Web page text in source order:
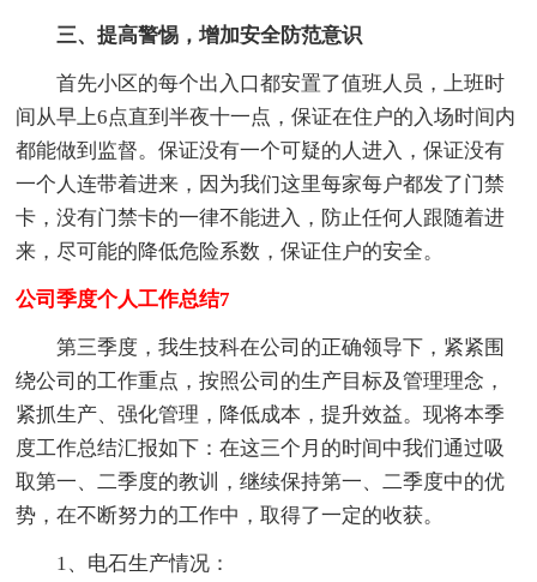
三、提高警惕，增加安全防范意识
首先小区的每个出入口都安置了值班人员，上班时
间从早上6点直到半夜十一点，保证在住户的入场时间内
都能做到监督。保证没有一个可疑的人进入，保证没有
一个人连带着进来，因为我们这里每家每户都发了门禁
卡，没有门禁卡的一律不能进入，防止任何人跟随着进
来，尽可能的降低危险系数，保证住户的安全。
公司季度个人工作总结7
第三季度，我生技科在公司的正确领导下，紧紧围
绕公司的工作重点，按照公司的生产目标及管理理念，
紧抓生产、强化管理，降低成本，提升效益。现将本季
度工作总结汇报如下：在这三个月的时间中我们通过吸
取第一、二季度的教训，继续保持第一、二季度中的优
势，在不断努力的工作中，取得了一定的收获。
1、电石生产情况：